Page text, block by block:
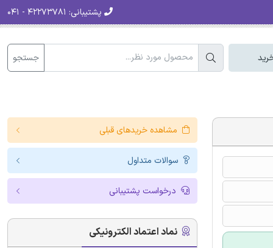
پشتیبانی:
جستجو
مشاهده خریدهای قبلی
سوالات متداول
درخواست پشتیبانی
نماد اعتماد الکترونیکی